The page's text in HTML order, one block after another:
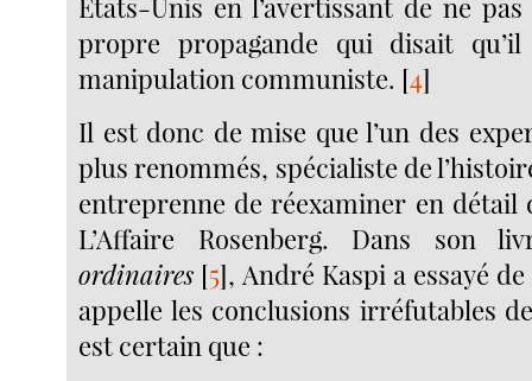
propre propagande qui disait qu’il
manipulation communiste. [4]
Il est donc de mise que l’un des
plus renommés, spécialiste de
entreprenne de réexaminer en détail
L’Affaire Rosenberg. Dans son
ordinaires [5], André Kaspi a essayé
appelle les conclusions irréfutables
est certain que :